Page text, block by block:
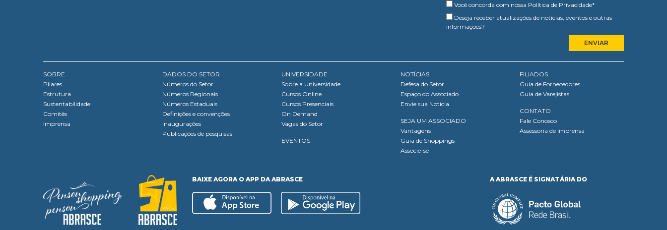
Você concorda com nossa Política de Privacidade*
Deseja receber atualizações de notícias, eventos e outras
informações?
SOBRE
Pilares
Estrutura
Sustentabilidade
Comitês
Imprensa
DADOS DO SETOR
Números do Setor
Números Regionais
Números Estaduais
Definições e convenções
Inaugurações
Publicações de pesquisas
UNIVERSIDADE
Sobre a Universidade
Cursos Online
Cursos Presenciais
On Demand
Vagas do Setor
EVENTOS
NOTÍCIAS
Defesa do Setor
Espaço do Associado
Envie sua Notícia
SEJA UM ASSOCIADO
Vantagens
Guia de Shoppings
Associe-se
FILIADOS
Guia de Fornecedores
Guia de Varejistas
CONTATO
Fale Conosco
Assessoria de Imprensa
BAIXE AGORA O APP DA ABRASCE A ABRASCE É SIGNATÁRIA DO